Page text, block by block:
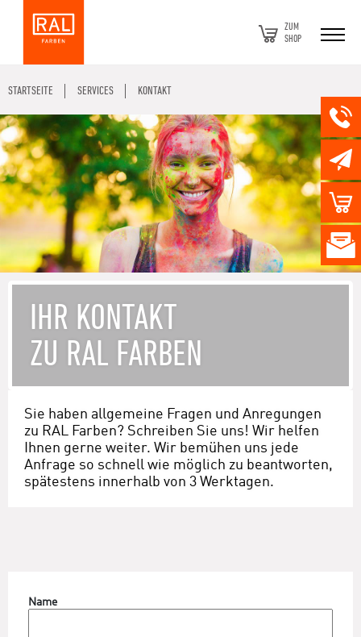
ZUM
SHOP
STARTSEITE SERVICES KONTAKT
IHR KONTAKT
ZU RAL FARBEN
Sie haben allgemeine Fragen und Anregungen
zu RAL Farben? Schreiben Sie uns! Wir helfen
Ihnen gerne weiter. Wir bemühen uns jede
Anfrage so schnell wie möglich zu beantworten,
spätestens innerhalb von 3 Werktagen.
Name